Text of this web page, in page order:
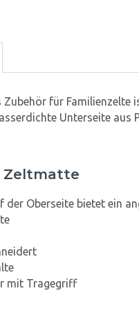
für Familienzelte
Unterseite aus
Zeltmatte
der Oberseite bietet ein
mit Tragegriff